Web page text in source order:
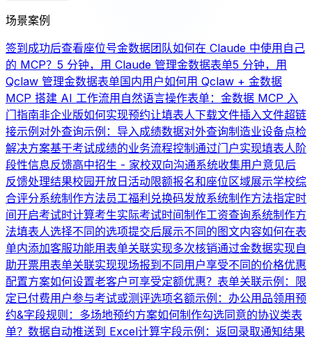
场景案例
签到成功后查看座位号金数据团队如何在 Claude 中使用自己
的 MCP？ 5 分钟，用 Claude 管理金数据表单5 分钟，用
Qclaw 管理金数据表单国内用户如何用 Qclaw + 金数据
MCP 搭建 AI 工作流用自然语言操作表单：金数据 MCP 入
门指南非企业版如何实现预约让填表人下载文件插入文件超链
接示例对外查询示例：导入成绩数据对外查询制造业设备点检
解决方案基于考试成绩的业务流程控制通过门户实现填表人阶
段性信息反馈高中招生 - 家校双向沟通系统收集用户意见后
反馈处理结果校园开放日活动限额报名和座位区域展示学校综
合评分系统制作方法员工福利兑换码发放系统制作方法指定时
间开启考试时计算考生实际考试时间制作工资查询系统制作方
法填表人选择不同的选项提交后展示不同的图文内容如何在表
单内添加客服功能用表单关联实现多次核销通过金数据实现自
助开票用表单关联实现现场报到不同用户享受不同的价格优惠
配置方案如何设置老客户可享受定额优惠？ 表单关联示例：限
定已付费用户参与考试或测评选项名额示例：办公用品领用预
约&字段规则：多场地预约方案如何制作勾选同意的协议类表
单？ 数据自动推送到 Excel计算字段示例：返回录取通知结果